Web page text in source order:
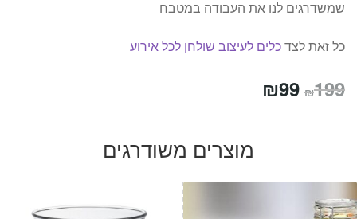
שמשדרגים לנו את העבודה במטבח
כל זאת לצדכלים לעיצוב שולחן לכל אירוע
₪199 המחיר
₪99
הוא:
מוצרים משודרגים